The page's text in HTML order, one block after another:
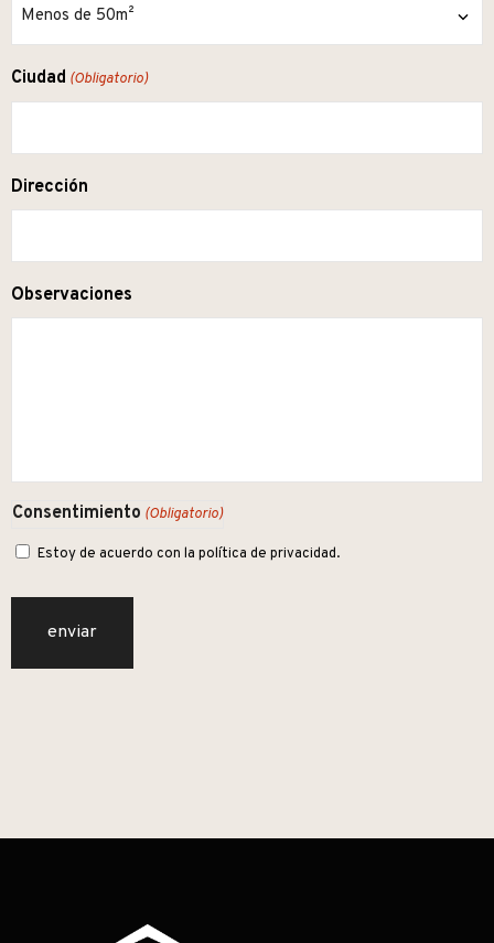
Ciudad (Obligatorio)
Dirección
Observaciones
Consentimiento (Obligatorio)
Estoy de acuerdo con la política de privacidad.